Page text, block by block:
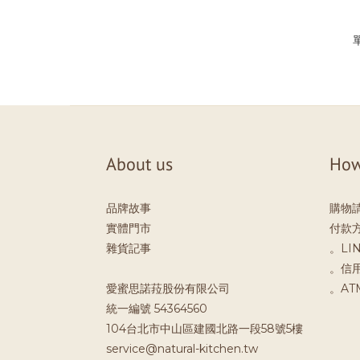
About us
品牌故事
實體門市
雜貨記事
愛蜜思諾菈股份有限公司
統一編號 54364560
104台北市中山區建國北路一段58號5樓
service@natural-kitchen.tw
購物
付款
。
。信
。